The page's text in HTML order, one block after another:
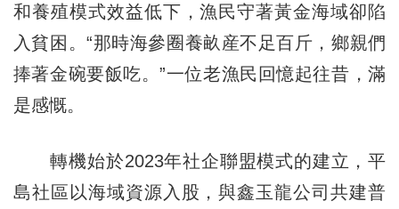
和養殖模式效益低下，漁民守著黃金海域卻陷
入貧困。“那時海參圈養畝産不足百斤，鄉親們
捧著金碗要飯吃。”一位老漁民回憶起往昔，滿
是感慨。
轉機始於2023年社企聯盟模式的建立，平
島社區以海域資源入股，與鑫玉龍公司共建普